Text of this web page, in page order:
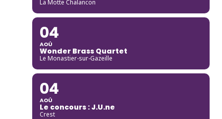
La Motte Chalancon
04
AOÛ
Wonder Brass Quartet
Le Monastier-sur-Gazeille
04
AOÛ
Le concours : J.U.ne
Crest